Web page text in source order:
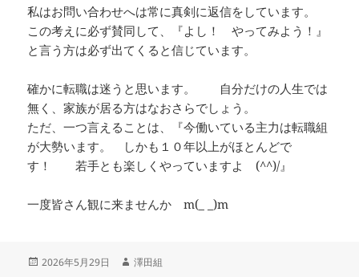
私はお問い合わせへは常に真剣に返信をしています。
この考えに必ず賛同して、『よし！ やってみよう！』
と言う方は必ず出てくると信じています。
確かに転職は迷うと思います。 自分だけの人生では
無く、家族が居る方はなおさらでしょう。
ただ、一つ言えることは、『今働いている主力は転職組
が大勢います。 しかも１０年以上がほとんどで
す！ 若手とも楽しくやっていますよ (^^)/』
一度皆さん観に来ませんか m(_ _)m
投
2026年5月29日
作
澤田組